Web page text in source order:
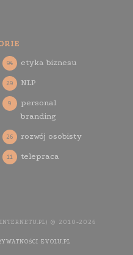
etyka biznesu
94
NLP
29
personal
branding
9
rozwój osobisty
26
telepraca
11
© 2010-2026
EVOLU.PL